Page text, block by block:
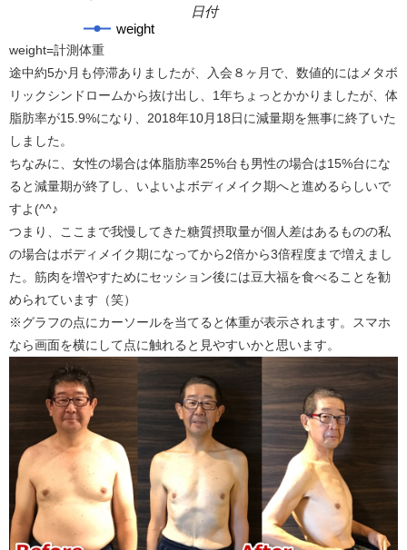
weight
日付
weight=計測体重
途中約5か月も停滞ありましたが、入会８ヶ月で、数値的にはメタボ
リックシンドロームから抜け出し、1年ちょっとかかりましたが、体
脂肪率が15.9%になり、2018年10月18日に減量期を無事に終了いた
しました。
ちなみに、女性の場合は体脂肪率25%台も男性の場合は15%台にな
ると減量期が終了し、いよいよボディメイク期へと進めるらしいで
すよ(^^♪
つまり、ここまで我慢してきた糖質摂取量が個人差はあるものの私
の場合はボディメイク期になってから2倍から3倍程度まで増えまし
た。筋肉を増やすためにセッション後には豆大福を食べることを勧
められています（笑）
※グラフの点にカーソールを当てると体重が表示されます。スマホ
なら画面を横にして点に触れると見やすいかと思います。